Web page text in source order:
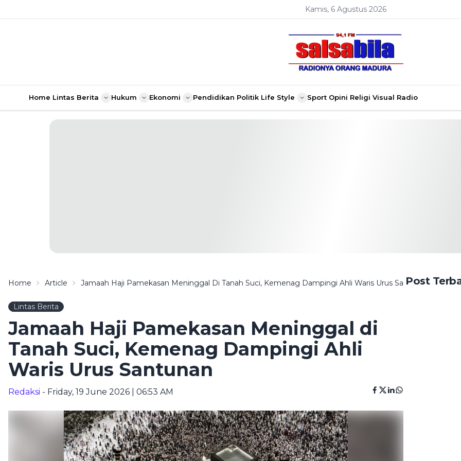
Kamis, 6 Agustus 2026
Home Lintas Berita Hukum Ekonomi Pendidikan Politik Life Style Sport Opini Religi Visual Radio
Home Article Jamaah Haji Pamekasan Meninggal Di Tanah Suci, Kemenag Dampingi Ahli Waris Urus Santunan
Lintas Berita
Jamaah Haji Pamekasan Meninggal di
Tanah Suci, Kemenag Dampingi Ahli
Waris Urus Santunan
Redaksi - Friday, 19 June 2026 | 06:53 AM
Post